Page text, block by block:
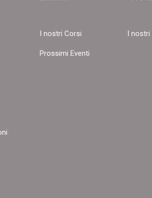
I nostri Corsi
Prossimi Eventi
I nostri
offerta dedicata alle imprese!